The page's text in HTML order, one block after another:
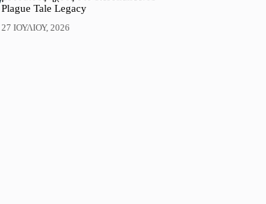
Plague Tale Legacy
27 ΙΟΥΛΊΟΥ, 2026